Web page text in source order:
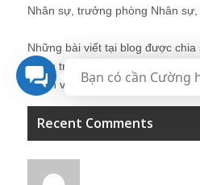
Nhân sự, trưởng phòng Nhân
Những bài viết tại blog được
Quản trị Nhân sự Nguyễn Hùng
thành viên khác trong cộng đồng
Recent Comments
Bạn có cần Cường